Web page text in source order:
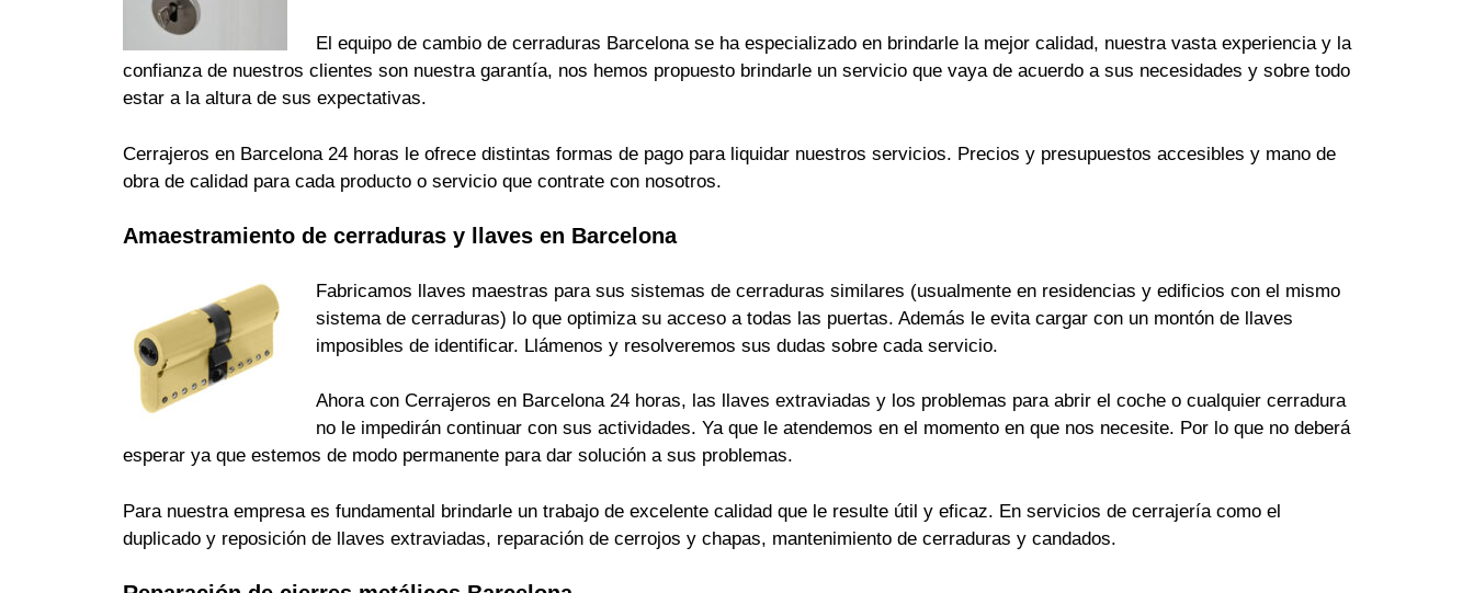
El equipo de cambio de cerraduras Barcelona se ha especializado en brindarle la mejor calidad, nuestra vasta experiencia y la
confianza de nuestros clientes son nuestra garantía, nos hemos propuesto brindarle un servicio que vaya de acuerdo a sus necesidades y sobre todo
estar a la altura de sus expectativas.
Cerrajeros en Barcelona 24 horas le ofrece distintas formas de pago para liquidar nuestros servicios. Precios y presupuestos accesibles y mano de
obra de calidad para cada producto o servicio que contrate con nosotros.
Amaestramiento de cerraduras y llaves en Barcelona
Fabricamos llaves maestras para sus sistemas de cerraduras similares (usualmente en residencias y edificios con el mismo
sistema de cerraduras) lo que optimiza su acceso a todas las puertas. Además le evita cargar con un montón de llaves
imposibles de identificar. Llámenos y resolveremos sus dudas sobre cada servicio.
Ahora con Cerrajeros en Barcelona 24 horas, las llaves extraviadas y los problemas para abrir el coche o cualquier cerradura
no le impedirán continuar con sus actividades. Ya que le atendemos en el momento en que nos necesite. Por lo que no deberá
esperar ya que estemos de modo permanente para dar solución a sus problemas.
Para nuestra empresa es fundamental brindarle un trabajo de excelente calidad que le resulte útil y eficaz. En servicios de cerrajería como el
duplicado y reposición de llaves extraviadas, reparación de cerrojos y chapas, mantenimiento de cerraduras y candados.